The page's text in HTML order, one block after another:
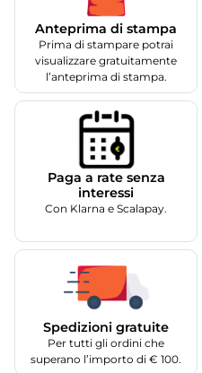
Anteprima di stampa
Prima di stampare potrai
visualizzare gratuitamente
l’anteprima di stampa.
Paga a rate senza
interessi
Con Klarna e Scalapay.
Spedizioni gratuite
Per tutti gli ordini che
superano l’importo di € 100.